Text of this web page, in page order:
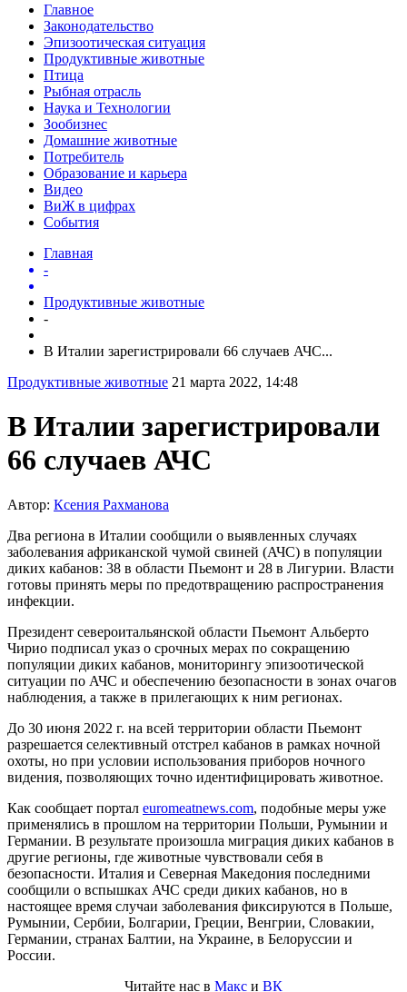
Главное
Законодательство
Эпизоотическая ситуация
Продуктивные животные
Птица
Рыбная отрасль
Наука и Технологии
Зообизнес
Домашние животные
Потребитель
Образование и карьера
Видео
ВиЖ в цифрах
События
Главная
-
Продуктивные животные
-
В Италии зарегистрировали 66 случаев АЧС...
Продуктивные животные 21 марта 2022, 14:48
В Италии зарегистрировали
66 случаев АЧС
Автор: Ксения Рахманова
Два региона в Италии сообщили о выявленных случаях
заболевания африканской чумой свиней (АЧС) в популяции
диких кабанов: 38 в области Пьемонт и 28 в Лигурии. Власти
готовы принять меры по предотвращению распространения
инфекции.
Президент североитальянской области Пьемонт Альберто
Чирио подписал указ о срочных мерах по сокращению
популяции диких кабанов, мониторингу эпизоотической
ситуации по АЧС и обеспечению безопасности в зонах очагов
наблюдения, а также в прилегающих к ним регионах.
До 30 июня 2022 г. на всей территории области Пьемонт
разрешается селективный отстрел кабанов в рамках ночной
охоты, но при условии использования приборов ночного
видения, позволяющих точно идентифицировать животное.
Как сообщает портал euromeatnews.com, подобные меры уже
применялись в прошлом на территории Польши, Румынии и
Германии. В результате произошла миграция диких кабанов в
другие регионы, где животные чувствовали себя в
безопасности. Италия и Северная Македония последними
сообщили о вспышках АЧС среди диких кабанов, но в
настоящее время случаи заболевания фиксируются в Польше,
Румынии, Сербии, Болгарии, Греции, Венгрии, Словакии,
Германии, странах Балтии, на Украине, в Белоруссии и
России.
Читайте нас в Макс и ВК